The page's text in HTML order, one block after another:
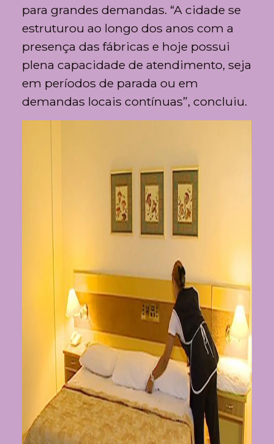
para grandes demandas. “A cidade se
estruturou ao longo dos anos com a
presença das fábricas e hoje possui
plena capacidade de atendimento, seja
em períodos de parada ou em
demandas locais contínuas”, concluiu.